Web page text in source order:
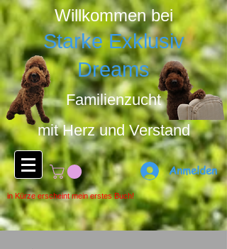
Willkommen bei
Starke Exklusiv
Dreams
Familienzucht
mit Herz und Verstand
Anmelden
in Kürze erscheint mein erstes Buch!